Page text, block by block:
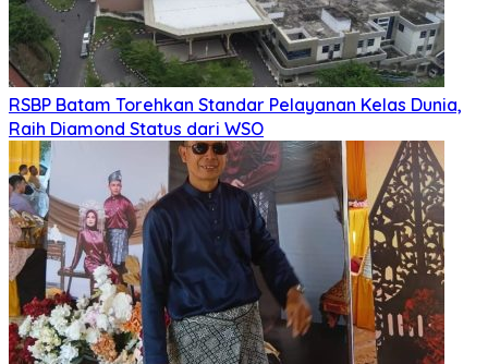
RSBP Batam Torehkan Standar Pelayanan Kelas Dunia,
Raih Diamond Status dari WSO